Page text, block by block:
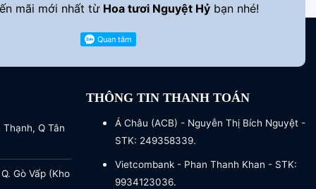
mãi mới nhất từ Hoa tươi Nguyệt Hỷ bạn nhé!
Thạnh, Q Tân
Gò Vấp (Kho
THÔNG TIN THANH TOÁN
Á Châu (ACB) - Nguyễn Thị Bích Nguyệt -
STK: 249358339.
Vietcombank - Phan Thanh Khan - STK:
9934123036.